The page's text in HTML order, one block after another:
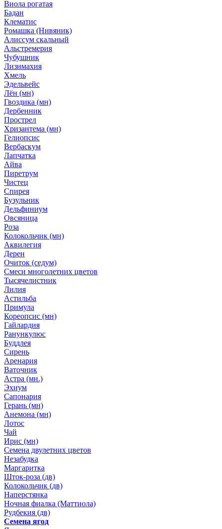
Виола рогатая
Бадан
Клематис
Ромашка (Нивяник)
Алиссум скальный
Альстремерия
Чубушник
Лизимахия
Хмель
Эдельвейс
Лён (мн)
Гвоздика (мн)
Дербенник
Прострел
Хризантема (мн)
Гелиопсис
Вербаскум
Лапчатка
Айва
Пиретрум
Чистец
Спирея
Бузульник
Дельфиниум
Овсяница
Роза
Колокольчик (мн)
Аквилегия
Дерен
Очиток (седум)
Смеси многолетних цветов
Тысячелистник
Лилия
Астильба
Примула
Кореопсис (мн)
Гайлардия
Ранункулюс
Буддлея
Сирень
Аренария
Ваточник
Астра (мн.)
Эхиум
Сапонария
Герань (мн)
Анемона (мн)
Лотос
Чай
Ирис (мн)
Семена двулетних цветов
Незабудка
Маргаритка
Шток-роза (дв)
Колокольчик (дв)
Наперстянка
Ночная фиалка (Маттиола)
Рудбекия (дв)
Семена ягод